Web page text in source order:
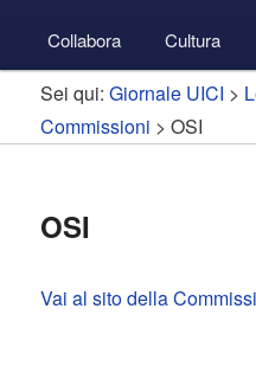
al
contenuto
al
contenuto
Collabora Cultura
Sei qui:Giornale UICI >
Commissioni > OSI
OSI
Vai al sito della